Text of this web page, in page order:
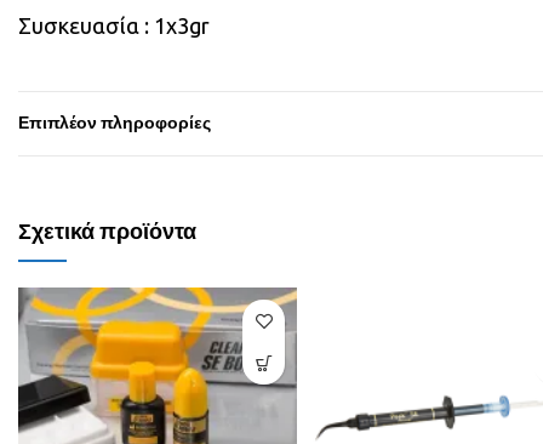
Συσκευασία : 1x3gr
Επιπλέον πληροφορίες
Σχετικά προϊόντα